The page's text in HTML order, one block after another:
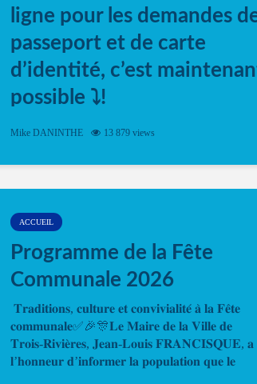
ligne pour les demandes
passeport et de carte
d’identité, c’est
possible ⤵️!
Désormais, il est possible de prendre rendez-
Mike DANINTHE 13 879 views
ACCUEIL
Programme de la Fête
Communale 2026
𝐓𝐫𝐚𝐝𝐢𝐭𝐢𝐨𝐧𝐬, 𝐜𝐮𝐥𝐭𝐮𝐫𝐞 𝐞𝐭 𝐜𝐨𝐧𝐯𝐢𝐯𝐢𝐚𝐥𝐢𝐭𝐞́ 𝐚̀ 𝐥𝐚 𝐅𝐞̂𝐭𝐞
𝐜𝐨𝐦𝐦𝐮𝐧𝐚𝐥𝐞✅🎉🎊𝐋𝐞 𝐌𝐚𝐢𝐫𝐞 𝐝𝐞 𝐥𝐚 𝐕𝐢𝐥𝐥𝐞 𝐝𝐞
𝐓𝐫𝐨𝐢𝐬-𝐑𝐢𝐯𝐢𝐞̀𝐫𝐞𝐬, 𝐉𝐞𝐚𝐧-𝐋𝐨𝐮𝐢𝐬 𝐅𝐑𝐀𝐍𝐂𝐈𝐒𝐐𝐔𝐄, 𝐚
𝐥’𝐡𝐨𝐧𝐧𝐞𝐮𝐫 𝐝’𝐢𝐧𝐟𝐨𝐫𝐦𝐞𝐫 𝐥𝐚 𝐩𝐨𝐩𝐮𝐥𝐚𝐭𝐢𝐨𝐧 𝐪𝐮𝐞 𝐥𝐞